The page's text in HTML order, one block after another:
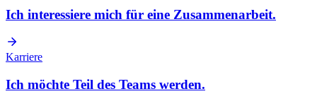
Ich interessiere mich für eine Zusammenarbeit.
Karriere
Ich möchte Teil des Teams werden.